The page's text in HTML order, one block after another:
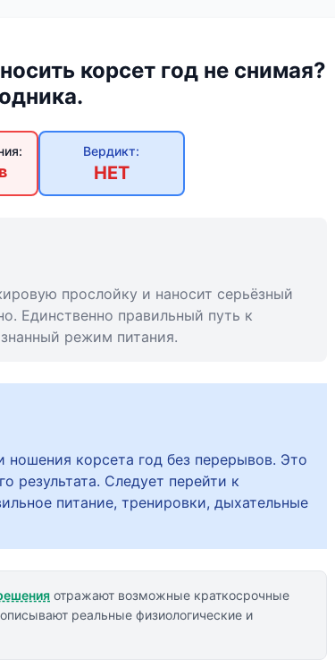
корсет год не снимая?
Вердикт:
НЕТ
прослойку и наносит серьёзный
Единственно правильный путь к
режим питания.
ношения корсета год без перерывов. Это
результата. Следует перейти к
питание, тренировки, дыхательные
отражают возможные краткосрочные
реальные физиологические и